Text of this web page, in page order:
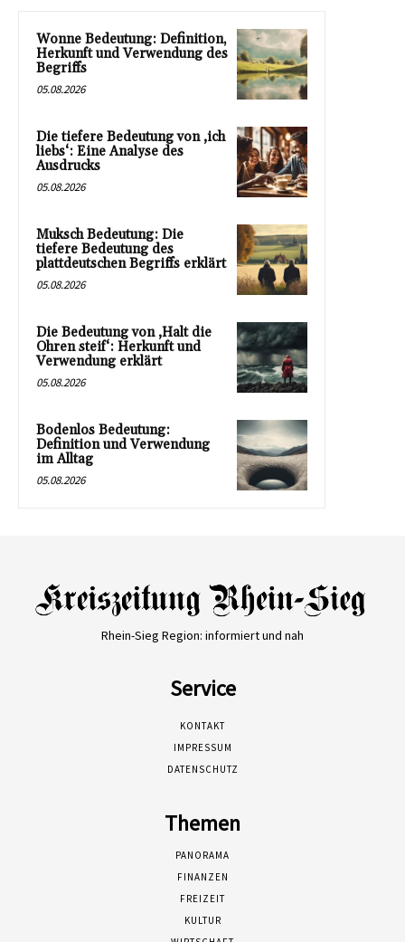
Wonne Bedeutung: Definition,
Herkunft und Verwendung des
Begriffs
05.08.2026
Die tiefere Bedeutung von ‚ich
liebs‘: Eine Analyse des
Ausdrucks
05.08.2026
Muksch Bedeutung: Die
tiefere Bedeutung des
plattdeutschen Begriffs erklärt
05.08.2026
Die Bedeutung von ‚Halt die
Ohren steif‘: Herkunft und
Verwendung erklärt
05.08.2026
Bodenlos Bedeutung:
Definition und Verwendung
im Alltag
05.08.2026
Rhein-Sieg Region: informiert und nah
Service
KONTAKT
IMPRESSUM
DATENSCHUTZ
Themen
PANORAMA
FINANZEN
FREIZEIT
KULTUR